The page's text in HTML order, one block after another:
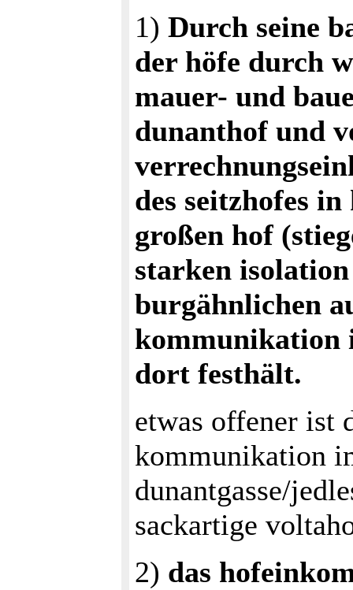
1) Durch seine
der höfe durch
mauer- und
dunanthof und
des seitzhofes
großen hof
starken
burgähnlichen
kommunikation
dort festhält.
etwas offener ist
kommunikation
dunantgasse/
sackartige
2) das